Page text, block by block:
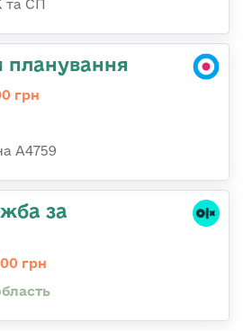
та СП
планування
грн
А4759
за
грн